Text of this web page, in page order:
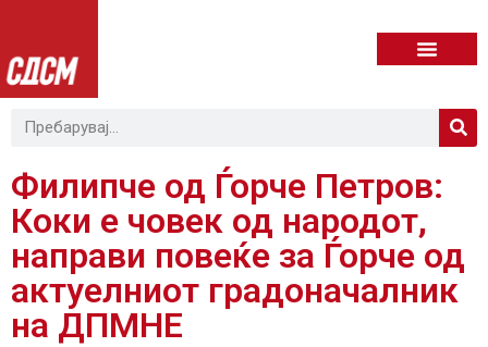
Филипче од Ѓорче Петров:
Коки е човек од народот,
направи повеќе за Ѓорче од
актуелниот градоначалник
на ДПМНЕ